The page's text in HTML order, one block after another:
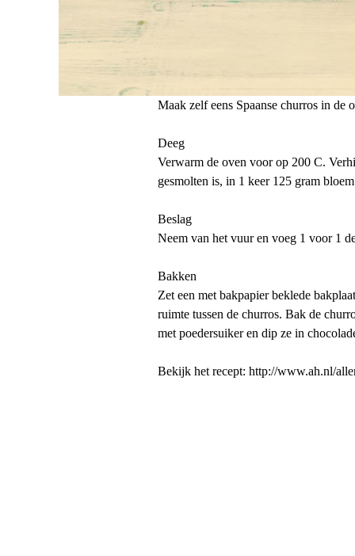
Maak zelf eens Spaanse churros in de
Deeg
Verwarm de oven voor op 200 C.
gesmolten is, in 1 keer 125 gram
Beslag
Neem van het vuur en voeg 1 voor 1
Bakken
Zet een met bakpapier beklede
ruimte tussen de churros. Bak de
met poedersuiker en dip ze in
Bekijk het recept: http://www.ah.nl/